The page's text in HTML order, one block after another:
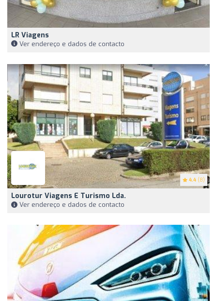
LR Viagens
Ver endereço e dados de contacto
4.4 (8)
Lourotur Viagens E Turismo Lda.
Ver endereço e dados de contacto